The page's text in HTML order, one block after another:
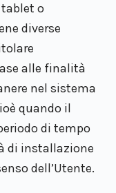
o
diverse
alle finalità
nel sistema
quando il
di tempo
di installazione
dell’Utente.